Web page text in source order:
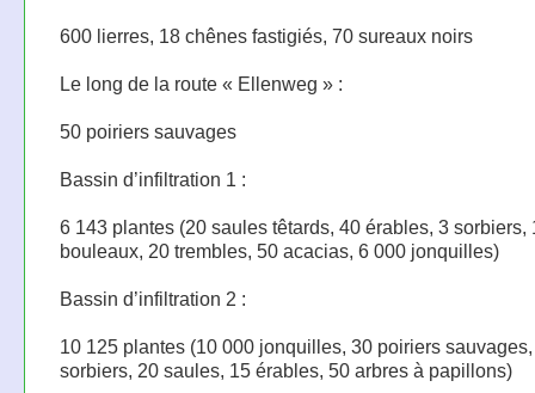
600 lierres, 18 chênes fastigiés, 70 sureaux noirs
Le long de la route « Ellenweg » :
50 poiriers sauvages
Bassin d’infiltration 1 :
6 143 plantes (20 saules têtards, 40 érables, 3 sorbiers,
bouleaux, 20 trembles, 50 acacias, 6 000 jonquilles)
Bassin d’infiltration 2 :
10 125 plantes (10 000 jonquilles, 30 poiriers
sorbiers, 20 saules, 15 érables, 50 arbres à papillons)